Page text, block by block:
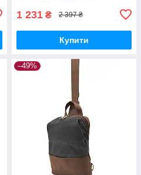
1 231 ₴ 2 397 ₴
Купити
–49%